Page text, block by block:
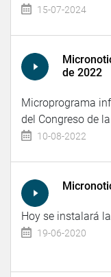
15-07-2024
de 2022
Microprograma
del Congreso de
10-08-2022
Hoy se instalará
19-06-2020